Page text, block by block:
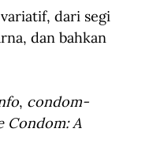
dari segi
dan bahkan
, condom-
Condom: A